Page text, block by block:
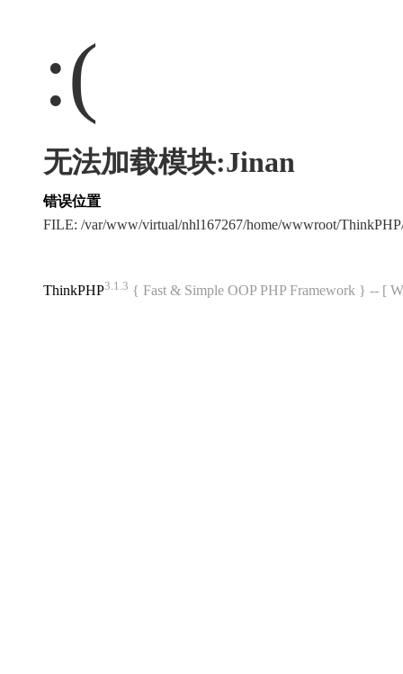
:(
无法加载模块:Jinan
错误位置
FILE: /var/www/virtual/nhl167267/home/wwwroot/
ThinkPHP3.1.3 { Fast & Simple OOP PHP Framework } -- [